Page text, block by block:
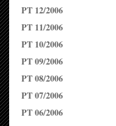
PT 12/2006
PT 11/2006
PT 10/2006
PT 09/2006
PT 08/2006
PT 07/2006
PT 06/2006